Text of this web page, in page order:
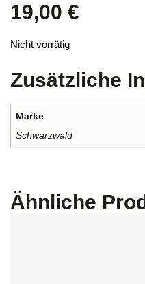
19,00 €
Nicht vorrätig
Zusätzliche
Marke
Schwarzwald
Ähnliche